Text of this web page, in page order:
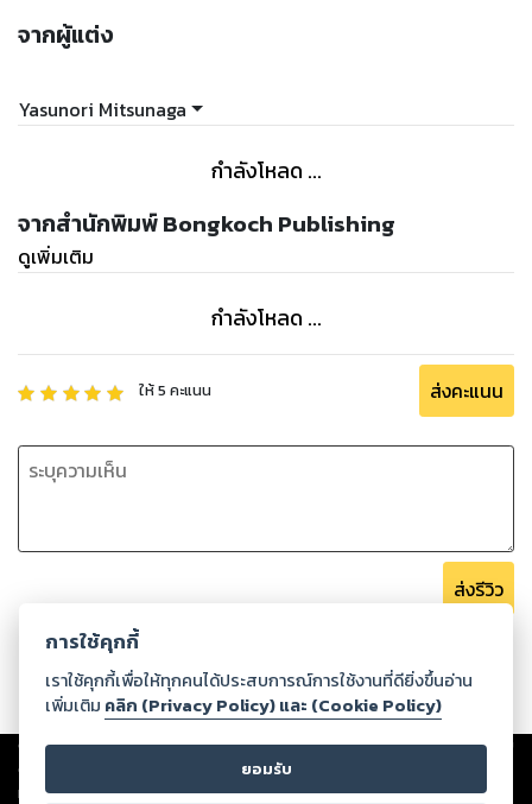
จากผู้แต่ง
Yasunori Mitsunaga
กำลังโหลด ...
จากสำนักพิมพ์ Bongkoch Publishing
ดูเพิ่มเติม
กำลังโหลด ...
ให้5 คะแนน ส่งคะแนน
ส่งรีวิว
Copyright ©2026Storylog Co., Ltd. - สตอรี่ล็อกขอสงวนสิทธิ์ไม่รับผิดชอบ
ต่อผลงานหรือเนื้อหาใดที่อัปโหลดผ่านเว็บไซต์และปรากฏว่าละเมิดสิทธิใน
ทรัพย์สินทางปัญญาของบุคคลอื่นหรือขัดต่อกฎหมายและศีลธรรม ดังนั้น ผู้อ่าน
การใช้คุกกี้
เราใช้คุกกี้เพื่อให้ทุกคนได้ประสบการณ์การใช้งานที่ดียิ่งขึ้นอ่าน
เพิ่มเติม คลิก (Privacy Policy) และ (Cookie Policy)
ยอมรับ